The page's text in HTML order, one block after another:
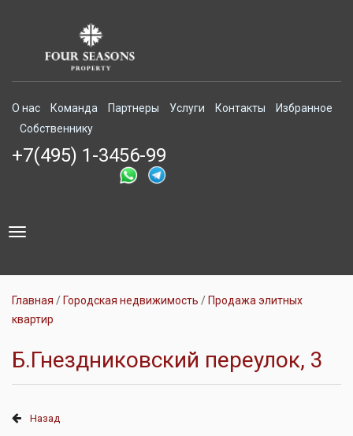
О нас Команда Партнеры Услуги Контакты
Избранное
Собственнику
+7(495) 1-3456-99
Toggle
Главная Городская недвижимость
Продажа элитных
квартир
Б.Гнездниковский переулок, 3
Назад